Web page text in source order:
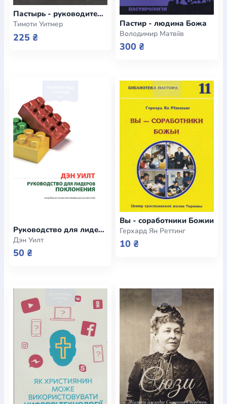
Пастырь - руководитель. Как достичь успеха в пастырском служении вашей церкви
Тимоти Уитмер
225 ₴
Пастир - людина Божа
Володимир Матвіїв
300 ₴
Руководство для лидеров поклонения
Дэн Уилт
50 ₴
Вы - соработники Божии
Герхард Ян Реттинг
10 ₴